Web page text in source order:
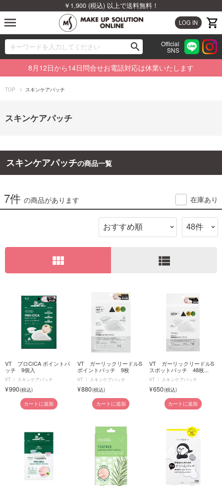
￥1,900 (税込) 以上で送料無料！
LOG IN
menu
search
00
Official
SNS
ブランドから探す
カテゴリから探す
特集から探す
ご利用ガイド
お問い合わせ
ログイン・新規会員登録
8月12日から14日問合せお電話対応は休業いたします
TOP スキンケアパッチ
スキンケアパッチ
スキンケアパッチの商品一覧
7件 の商品があります 在庫あり
view_module view_list
VT プロCICA ポイントパ
ッチ 9個入
VT スキンケアパッチ
990
カートに追加
VT ガーリックリードルS
ポイントパッチ 9枚
VT スキンケアパッチ
880
カートに追加
VT ガーリックリードルS
スポットパッチ 48枚...
VT スキンケアパッチ
650
カートに追加